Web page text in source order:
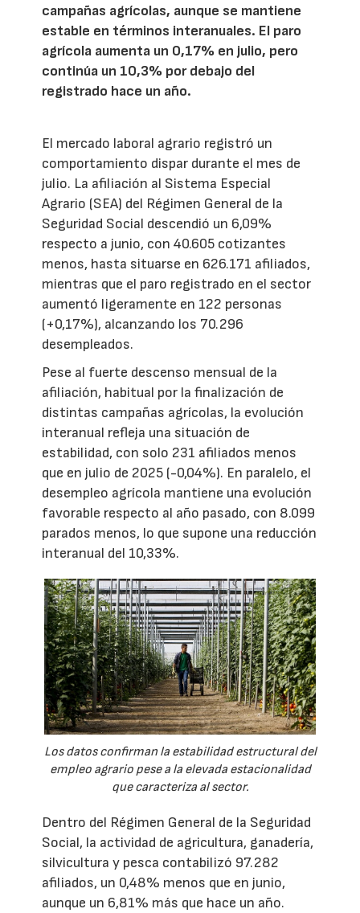
campañas agrícolas, aunque se mantiene
estable en términos interanuales. El paro
agrícola aumenta un 0,17% en julio, pero
continúa un 10,3% por debajo del
registrado hace un año.
El mercado laboral agrario registró un
comportamiento dispar durante el mes de
julio. La afiliación al Sistema Especial
Agrario (SEA) del Régimen General de la
Seguridad Social descendió un 6,09%
respecto a junio, con 40.605 cotizantes
menos, hasta situarse en 626.171 afiliados,
mientras que el paro registrado en el sector
aumentó ligeramente en 122 personas
(+0,17%), alcanzando los 70.296
desempleados.
Pese al fuerte descenso mensual de la
afiliación, habitual por la finalización de
distintas campañas agrícolas, la evolución
interanual refleja una situación de
estabilidad, con solo 231 afiliados menos
que en julio de 2025 (-0,04%). En paralelo, el
desempleo agrícola mantiene una evolución
favorable respecto al año pasado, con 8.099
parados menos, lo que supone una reducción
interanual del 10,33%.
Los datos confirman la estabilidad estructural del
empleo agrario pese a la elevada estacionalidad
que caracteriza al sector.
Dentro del Régimen General de la Seguridad
Social, la actividad de agricultura, ganadería,
silvicultura y pesca contabilizó 97.282
afiliados, un 0,48% menos que en junio,
aunque un 6,81% más que hace un año.